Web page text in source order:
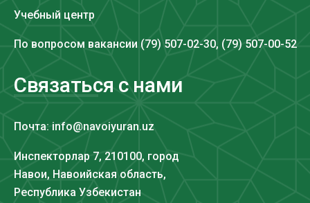
Учебный центр
По вопросом вакансии (79) 507-02-30, (79) 507-00-52
Связаться с нами
Почта: info@navoiyuran.uz
Инспекторлар 7, 210100, город
Навои, Навоийская область,
Республика Узбекистан